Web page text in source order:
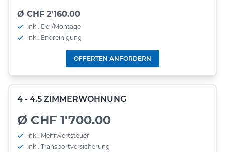
Ø CHF 2'160.00
inkl. De-/Montage
inkl. Endreinigung
OFFERTEN ANFORDERN
4 - 4.5 ZIMMERWOHNUNG
Ø CHF 1'700.00
inkl. Mehrwertsteuer
inkl. Transportversicherung